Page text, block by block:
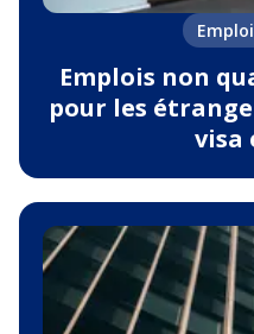
Emplois non
pour les
visa